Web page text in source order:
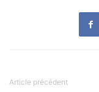
Article précédent